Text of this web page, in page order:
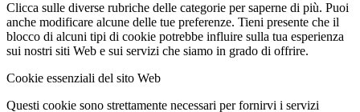
Clicca sulle diverse rubriche delle categorie per saperne di più. Puoi
anche modificare alcune delle tue preferenze. Tieni presente che il
blocco di alcuni tipi di cookie potrebbe influire sulla tua esperienza
sui nostri siti Web e sui servizi che siamo in grado di offrire.
Cookie essenziali del sito Web
Questi cookie sono strettamente necessari per fornirvi i servizi